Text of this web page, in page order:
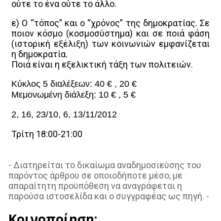
ούτε το έναούτε το άλλο.
ε) Ο “τόπος” καιο “χρόνος” της δημοκρατίας. Σε
ποιον κόσμο (κοσμοσύστημα) και σε ποιά φάση
(ιστορική εξέλιξη) των κοινωνιών εμφανίζεται
η δημοκρατία.
Ποιά είναι η εξελικτική τάξη των πολιτειών.
Κύκλος 5 διαλέξεων: 40 € , 20 €
Μεμονωμένη διάλεξη: 10 € , 5 €
2, 16, 23/10, 6, 13/11/2012
Τρίτη 18:00-21:00
- Διατηρείται το δικαίωμα αναδημοσιεύσης του
παρόντος άρθρου σε οποιοδήποτε μέσο, με
απαραίτητη προϋπόθεση να αναγράφεται η
παρούσα ιστοσελίδα και ο συγγραφέας ως πηγή. -